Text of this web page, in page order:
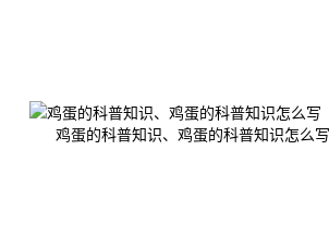
鸡蛋的科普知识、鸡蛋的科普知识怎么写